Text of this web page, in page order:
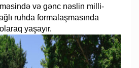
və gənc nəslin milli-
ruhda formalaşmasında
yaşayır.